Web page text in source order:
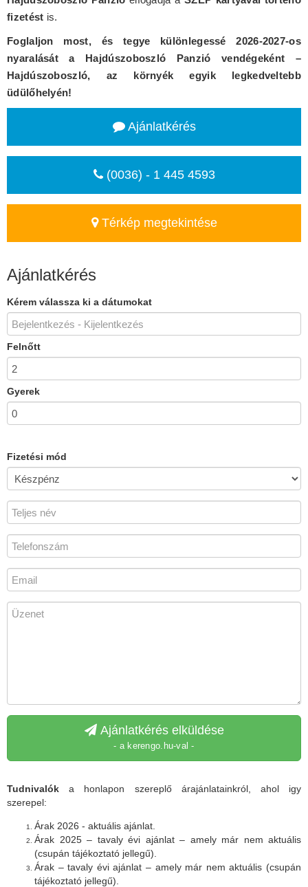
fizetést is.
Foglaljon most, és tegye különlegessé 2026-2027-os
nyaralását a Hajdúszoboszló Panzió vendégeként –
Hajdúszoboszló, az környék egyik legkedveltebb
üdülőhelyén!
Ajánlatkérés
(0036) - 1 445 4593
Térkép megtekintése
Ajánlatkérés
Kérem válassza ki a dátumokat
Felnőtt
Gyerek
Fizetési mód
Ajánlatkérés elküldése
- a kerengo.hu-val -
Tudnivalók a honlapon szereplő árajánlatainkról, ahol igy
szerepel:
Árak 2026 - aktuális ajánlat.
Árak 2025 – tavaly évi ajánlat – amely már nem aktuális
(csupán tájékoztató jellegű).
Árak – tavaly évi ajánlat – amely már nem aktuális (csupán
tájékoztató jellegű).